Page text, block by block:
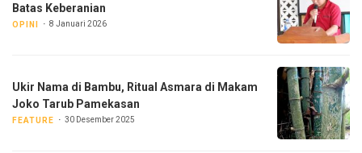
Batas Keberanian
OPINI 8 Januari 2026
Ukir Nama di Bambu, Ritual Asmara di Makam
Joko Tarub Pamekasan
FEATURE 30 Desember 2025